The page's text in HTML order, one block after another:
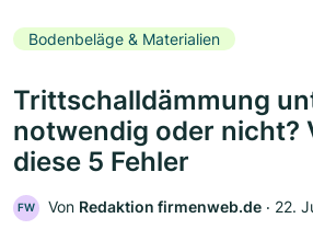
Bodenbeläge & Materialien
Trittschalldämmung
notwendig oder nicht?
diese 5 Fehler
FW Von Redaktion firmenweb.de ‧ 22.